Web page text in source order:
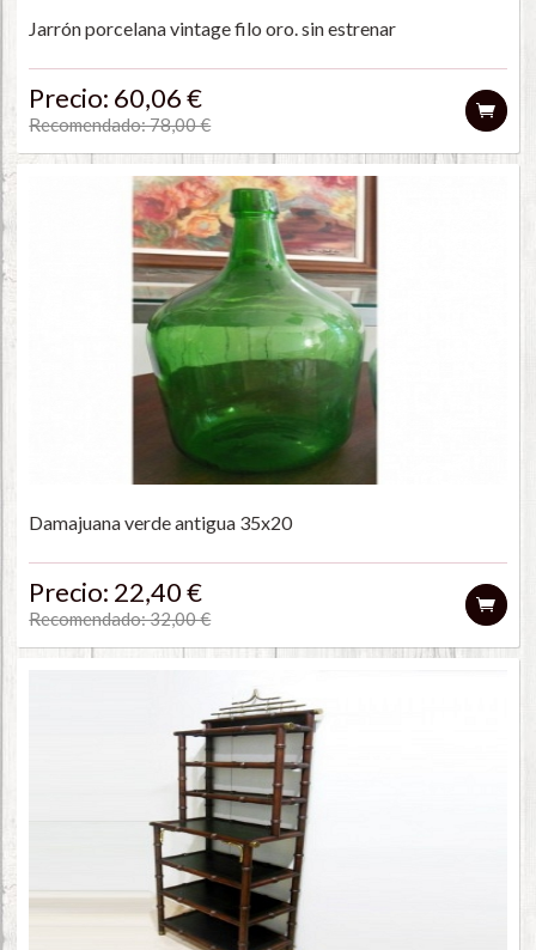
Jarrón porcelana vintage filo oro. sin estrenar
Precio: 60,06 €
Recomendado: 78,00 €
Damajuana verde antigua 35x20
Precio: 22,40 €
Recomendado: 32,00 €